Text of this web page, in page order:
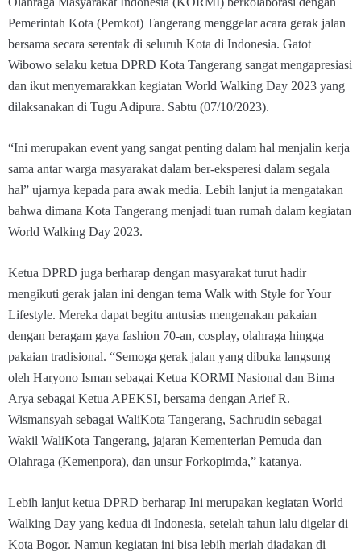
Pemerintah Kota (Pemkot) Tangerang menggelar acara gerak jalan
bersama secara serentak di seluruh Kota di Indonesia. Gatot
Wibowo selaku ketua DPRD Kota Tangerang sangat mengapresiasi
dan ikut menyemarakkan kegiatan World Walking Day 2023 yang
dilaksanakan di Tugu Adipura. Sabtu (07/10/2023).
“Ini merupakan event yang sangat penting dalam hal menjalin kerja
sama antar warga masyarakat dalam ber-eksperesi dalam segala
hal” ujarnya kepada para awak media. Lebih lanjut ia mengatakan
bahwa dimana Kota Tangerang menjadi tuan rumah dalam kegiatan
World Walking Day 2023.
Ketua DPRD juga berharap dengan masyarakat turut hadir
mengikuti gerak jalan ini dengan tema Walk with Style for Your
Lifestyle. Mereka dapat begitu antusias mengenakan pakaian
dengan beragam gaya fashion 70-an, cosplay, olahraga hingga
pakaian tradisional. “Semoga gerak jalan yang dibuka langsung
oleh Haryono Isman sebagai Ketua KORMI Nasional dan Bima
Arya sebagai Ketua APEKSI, bersama dengan Arief R.
Wismansyah sebagai WaliKota Tangerang, Sachrudin sebagai
Wakil WaliKota Tangerang, jajaran Kementerian Pemuda dan
Olahraga (Kemenpora), dan unsur Forkopimda,” katanya.
Lebih lanjut ketua DPRD berharap Ini merupakan kegiatan World
Walking Day yang kedua di Indonesia, setelah tahun lalu digelar di
Kota Bogor. Namun kegiatan ini bisa lebih meriah diadakan di